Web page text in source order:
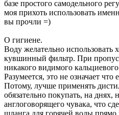
базе простого самодельного
моя прихоть использовать
вы прочли =)
О гигиене.
Воду желательно
кувшинный фильтр. При
никакого видимого
Разумеется, это не означает что
Потому, лучше применять
обязательно покупать, на
англоговорящего чувака, что